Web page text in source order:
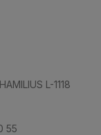
L-1118
55